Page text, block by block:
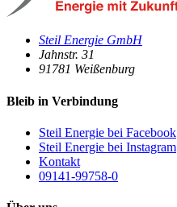
Steil Energie GmbH
Jahnstr. 31
91781 Weißenburg
Bleib in Verbindung
Steil Energie bei Facebook
Steil Energie bei Instagram
Kontakt
09141-99758-0